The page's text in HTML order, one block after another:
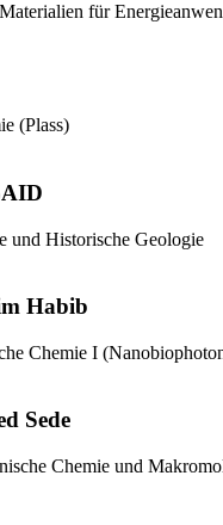
für
(Plass)
und Historische Geologie
Habib
Chemie I
Sede
Chemie und